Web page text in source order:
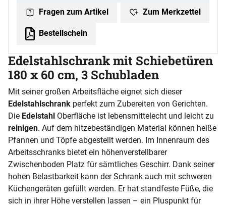
Fragen zum Artikel Zum Merkzettel
Bestellschein
Edelstahlschrank mit Schiebetüren
180 x 60 cm, 3 Schubladen
Mit seiner großen Arbeitsfläche eignet sich dieser
Edelstahlschrank perfekt zum Zubereiten von Gerichten.
Die Edelstahl Oberfläche ist lebensmittelecht und leicht zu
reinigen. Auf dem hitzebeständigen Material können heiße
Pfannen und Töpfe abgestellt werden. Im Innenraum des
Arbeitsschranks bietet ein höhenverstellbarer
Zwischenboden Platz für sämtliches Geschirr. Dank seiner
hohen Belastbarkeit kann der Schrank auch mit schweren
Küchengeräten gefüllt werden. Er hat standfeste Füße, die
sich in ihrer Höhe verstellen lassen – ein Pluspunkt für